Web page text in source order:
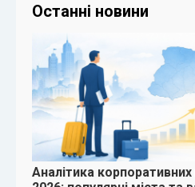
Останні новини
Аналітика